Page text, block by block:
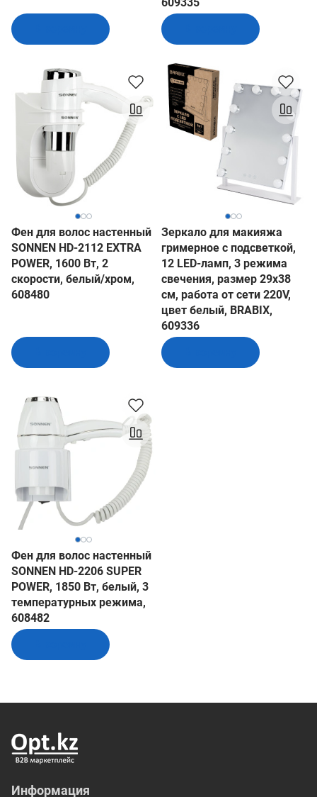
Фен для волос настенный
SONNEN HD-2112 EXTRA
POWER, 1600 Вт, 2
скорости, белый/хром,
608480
Зеркало для макияжа
гримерное с подсветкой,
12 LED-ламп, 3 режима
свечения, размер 29х38
см, работа от сети 220V,
цвет белый, BRABIX,
609336
Фен для волос настенный
SONNEN HD-2206 SUPER
POWER, 1850 Вт, белый, 3
температурных режима,
608482
Информация